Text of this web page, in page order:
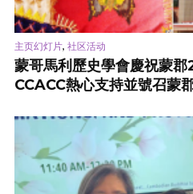
主页幻灯片, 社区活动
蒙哥馬利歷史學會慶祝蒙
CCACC熱心支持並號召蒙